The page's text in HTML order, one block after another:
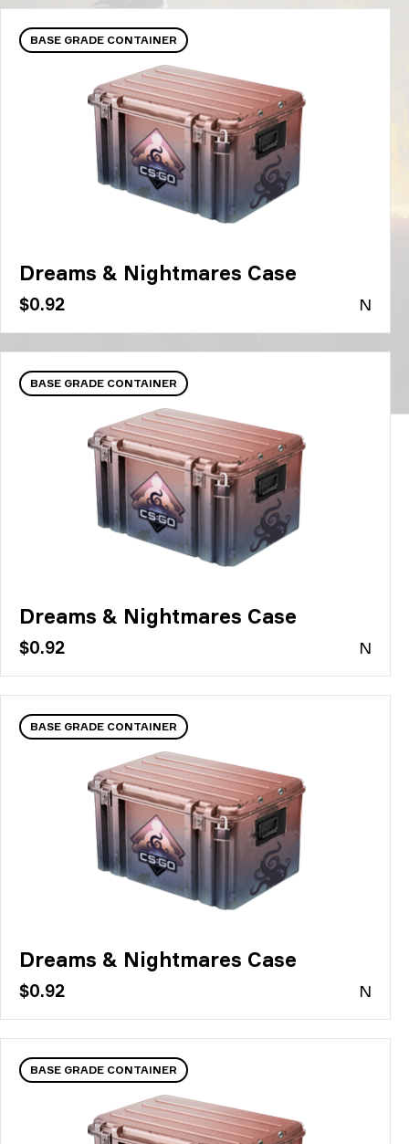
BASE GRADE CONTAINER
Dreams & Nightmares Case
$0.92 N
BASE GRADE CONTAINER
Dreams & Nightmares Case
$0.92 N
BASE GRADE CONTAINER
Dreams & Nightmares Case
$0.92 N
BASE GRADE CONTAINER